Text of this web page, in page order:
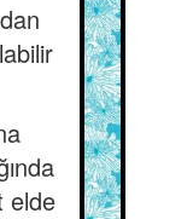
elde